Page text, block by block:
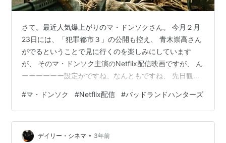
さて。最近人気爆上がりのマ・ドンソクさん。 今月２月
23日には、「犯罪都市３」の公開も控え、 青木崇高さん
がでるということで見に行くのを楽しみにしています
が、 そのマ・ドンソク主演のNetflix配信映画ですが、 ん
ーーーーーー設定がですね、なんともですね、 先日観た
して、一つだけコンクリートの建物が残り、 そこには何
故か水と食料が・・・ その中で起きている出来事は、ま
ったく？？？全くかなぁ・・ まぁ、違うんですが、共通
しているのが、 『一人の男の欲望と狂気に導かれた間違
#マ・ドンソク #Netflix配信 #バッドランドハンターズ
デイリー・シネマ • 3年前